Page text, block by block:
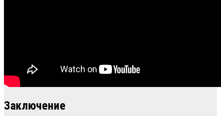
Заключение